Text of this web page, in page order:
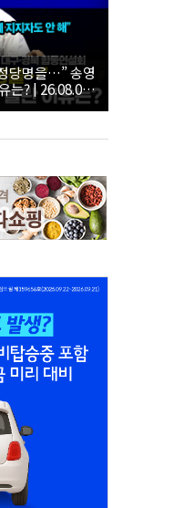
당명을…” 송영
는? | 26.08.09
후보 대구·경